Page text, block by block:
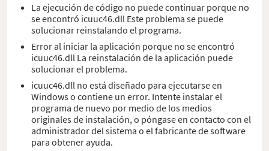
La ejecución de código no puede continuar porque no
se encontró icuuc46.dll Este problema se puede
solucionar reinstalando el programa.
Error al iniciar la aplicación porque no se encontró
icuuc46.dll La reinstalación de la aplicación puede
solucionar el problema.
icuuc46.dll no está diseñado para ejecutarse en
Windows o contiene un error. Intente instalar el
programa de nuevo por medio de los medios
originales de instalación, o póngase en contacto con el
administrador del sistema o el fabricante de software
para obtener ayuda.